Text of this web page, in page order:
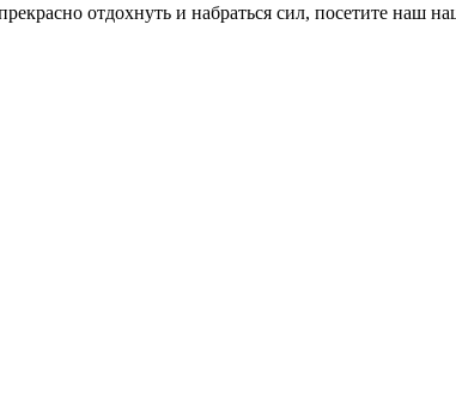
отдохнуть и набраться сил, посетите наш